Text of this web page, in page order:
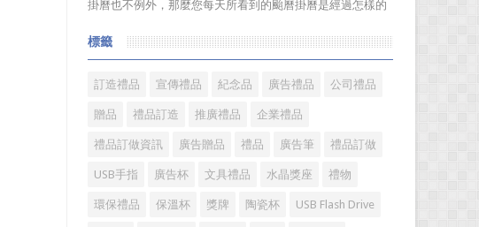
真皮皮帶的注意事項...
掛曆也不例外，那麼您每天所看到的颱曆掛曆是經過怎樣的
颱曆掛曆製作流程 1、專版颱曆掛曆是相對於通用內容
的颱曆掛曆而言，根據您的要求進行單獨的設計、製作、印
刷。內容...
標籤
訂造禮品 宣傳禮品 紀念品 廣告禮品 公司禮品
贈品 禮品訂造 推廣禮品 企業禮品
禮品訂做資訊 廣告贈品 禮品 廣告筆 禮品訂做
USB手指 廣告杯 文具禮品 水晶獎座 禮物
環保禮品 保溫杯 獎牌 陶瓷杯 USB Flash Drive